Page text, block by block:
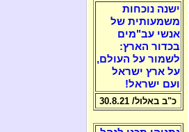
ישנה נוכחות
משמעותית של
אנשי עב"מים
בכדור הארץ:
לשמור על העולם,
על ארץ ישראל
ועם ישראל!
כ"ב באלול/ 30.8.21